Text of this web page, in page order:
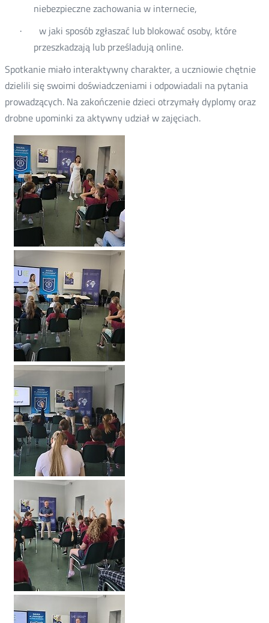
niebezpieczne zachowania w internecie,
·
w jaki sposób zgłaszać lub blokować osoby, które
przeszkadzają lub prześladują online.
Spotkanie miało interaktywny charakter, a uczniowie chętnie
dzielili się swoimi doświadczeniami i odpowiadali na pytania
prowadzących. Na zakończenie dzieci otrzymały dyplomy oraz
drobne upominki za aktywny udział w zajęciach.